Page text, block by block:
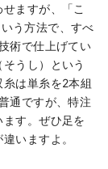
ますが、「こ
う方法で、すべ
術で仕上げてい
うし）という
は単糸を2本組
通ですが、特注
す。ぜひ足を
いますよ。